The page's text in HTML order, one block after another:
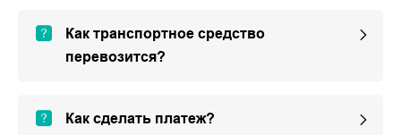
Как транспортное средство
перевозится?
Как сделать платеж?